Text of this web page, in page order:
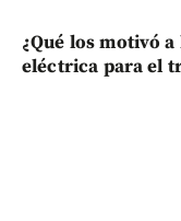
¿Qué los motivó
eléctrica para el